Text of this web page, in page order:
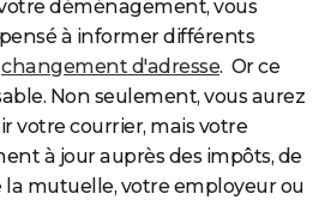
déménagement, vous
à informer différents
changement d'adresse. Or ce
Non seulement, vous aurez
votre courrier, mais votre
à jour auprès des impôts, de
la mutuelle, votre employeur ou